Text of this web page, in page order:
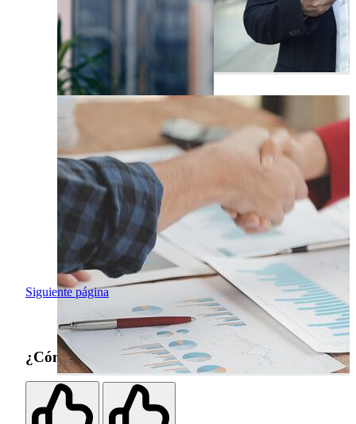
Siguiente página
¿Cómo fue tu experiencia de búsqueda?